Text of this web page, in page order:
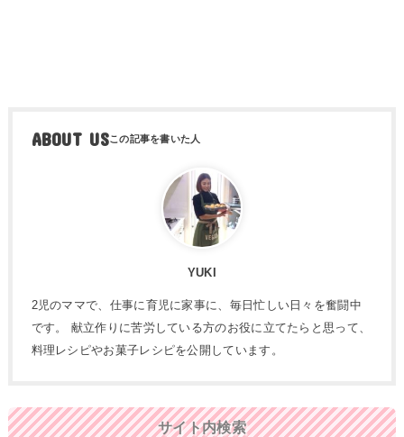
ABOUT US
YUKI
2児のママで、仕事に育児に家事に、毎日忙しい日々を奮闘中
です。 献立作りに苦労している方のお役に立てたらと思って、
料理レシピやお菓子レシピを公開しています。
サイト内検索